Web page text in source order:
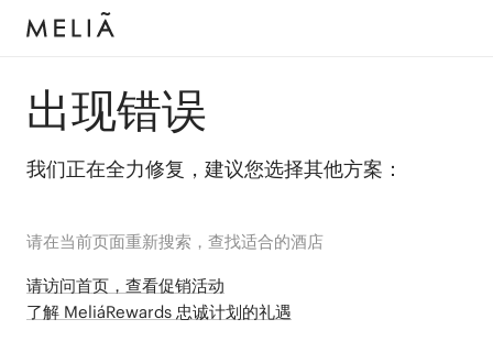
出现错误
我们正在全力修复，建议您选择其他方案：
请在当前页面重新搜索，查找适合的酒店
请访问首页，查看促销活动
了解 MeliáRewards 忠诚计划的礼遇